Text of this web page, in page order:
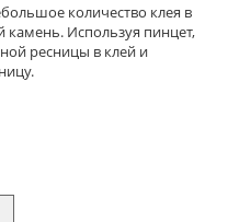
количество клея в
камень. Используя пинцет,
ресницы в клей и